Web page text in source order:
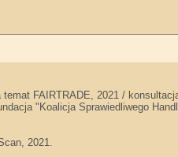
temat FAIRTRADE, 2021 /
"Koalicja Sprawiedliwego
2021.